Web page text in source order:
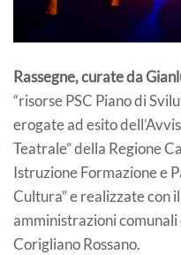
Rassegne, curate da
“risorse PSC Piano di
erogate ad esito
Teatrale” della Regione
Istruzione Formazione e
Cultura” e realizzate con
amministrazioni comunali
Corigliano Rossano.